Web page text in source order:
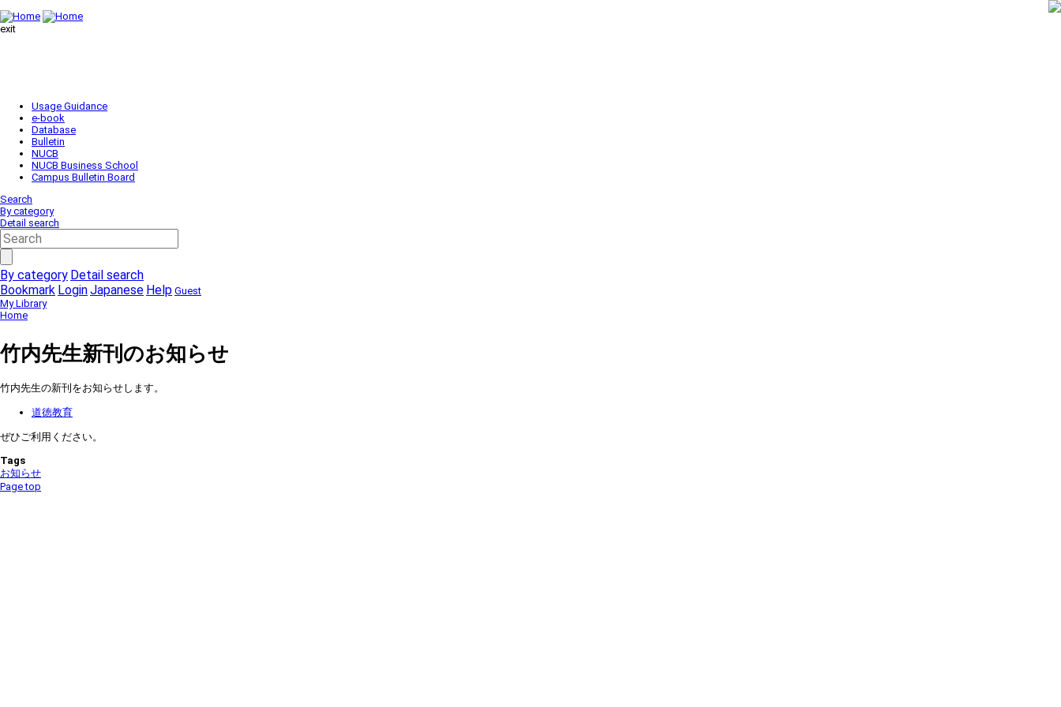
exit
Usage Guidance
e-book
Database
Bulletin
NUCB
NUCB Business School
Campus Bulletin Board
Search
By category
Detail search
By category Detail search
Bookmark LoginJapanese Help Guest
My Library
Home
竹内先生新刊のお知らせ
竹内先生の新刊をお知らせします。
道徳教育
ぜひご利用ください。
Tags
お知らせ
Page top